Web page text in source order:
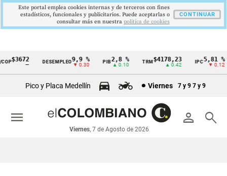
Cintillo
económicos
Colombia
$3672 DESEMPLEO 9,9 %
▼ 0.30
PIB2,8 %
▲ 0.10
TRM$4178,23
▲ 0.42
5,81 %
▼ 0.12
Pico y Placa Medellín Viernes 7 y 9 7 y 9
person search
Viernes, 7 de Agosto de 2026
menu
Este portal emplea cookies internas y de terceros con fines
estadísticos, funcionales y publicitarios. Puede aceptarlas o
consultar más en nuestra politica de cookies
CONTINUAR